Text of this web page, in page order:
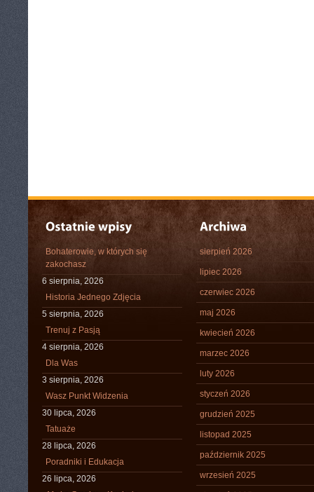
Bohaterowie, w których się
zakochasz
6 sierpnia, 2026
Historia Jednego Zdjęcia
5 sierpnia, 2026
Trenuj z Pasją
4 sierpnia, 2026
Dla Was
3 sierpnia, 2026
Wasz Punkt Widzenia
30 lipca, 2026
Tatuaże
28 lipca, 2026
Poradniki i Edukacja
26 lipca, 2026
sierpień 2026
lipiec 2026
czerwiec 2026
maj 2026
kwiecień 2026
marzec 2026
luty 2026
styczeń 2026
grudzień 2025
listopad 2025
październik 2025
wrzesień 2025